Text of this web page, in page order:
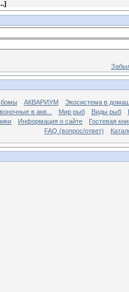
]
АКВАРИУМ
Экосистема в
в акв... Мир рыб Виды рыб
Информация о сайте
Гостевая
FAQ (вопрос/ответ)